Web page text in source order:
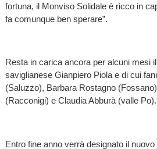
fortuna, il Monviso Solidale è ricco in
fa comunque ben sperare”.
Resta in carica ancora per alcuni mesi
saviglianese Gianpiero Piola e di cui
(Saluzzo), Barbara Rostagno
(Racconigi) e Claudia Abburà (valle Po).
Entro fine anno verrà designato il